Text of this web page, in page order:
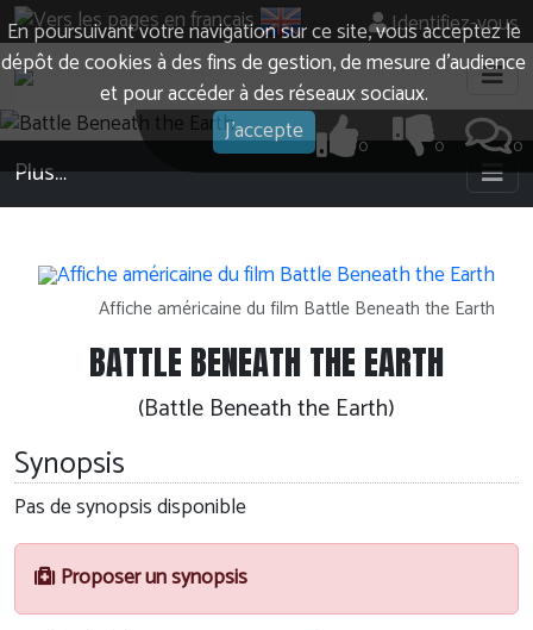
En poursuivant votre navigation sur ce site, vous acceptez le
dépôt de cookies à des fins de gestion, de mesure d’audience
et pour accéder à des réseaux sociaux.
J'accepte
Identifiez-vous
0
0
0
Plus…
Affiche américaine du film Battle Beneath the Earth
BATTLE BENEATH THE EARTH
(Battle Beneath the Earth)
Synopsis
Pas de synopsis disponible
Proposer un synopsis